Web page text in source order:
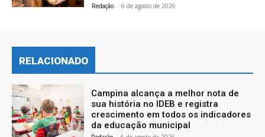
Redação - 6 de agosto de 2026
RELACIONADO
Campina alcança a melhor nota de
sua história no IDEB e registra
crescimento em todos os indicadores
da educação municipal